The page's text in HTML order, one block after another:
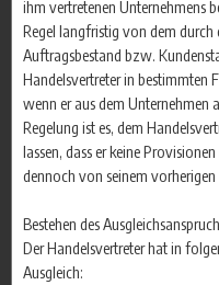
ihm vertretenen Unternehmens
Regel langfristig von dem durch
Auftragsbestand bzw.
Handelsvertreter in bestimmten
wenn er aus dem Unternehmen
Regelung ist es, dem
lassen, dass er keine
dennoch von seinem
Bestehen des
Der Handelsvertreter hat in
Ausgleich: